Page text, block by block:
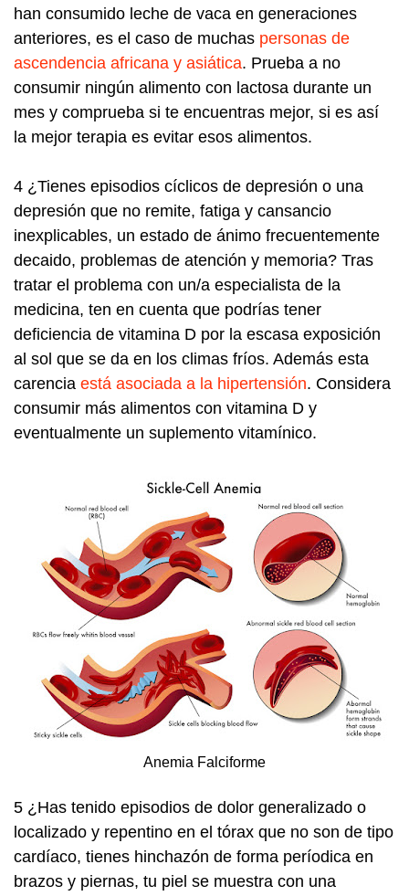
han consumido leche de vaca en generaciones
anteriores, es el caso de muchas personas de
ascendencia africana y asiática. Prueba a no
consumir ningún alimento con lactosa durante un
mes y comprueba si te encuentras mejor, si es así
la mejor terapia es evitar esos alimentos.
4 ¿Tienes episodios cíclicos de depresión o una
depresión que no remite, fatiga y cansancio
inexplicables, un estado de ánimo frecuentemente
decaido, problemas de atención y memoria? Tras
tratar el problema con un/a especialista de la
medicina, ten en cuenta que podrías tener
deficiencia de vitamina D por la escasa exposición
al sol que se da en los climas fríos. Además esta
carencia está asociada a la hipertensión. Considera
consumir más alimentos con vitamina D y
eventualmente un suplemento vitamínico.
Anemia Falciforme
5 ¿Has tenido episodios de dolor generalizado o
localizado y repentino en el tórax que no son de tipo
cardíaco, tienes hinchazón de forma períodica en
brazos y piernas, tu piel se muestra con una